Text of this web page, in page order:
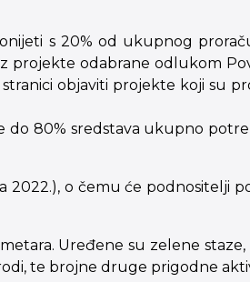
s 20% od ukupnog
projekte odabrane odlukom
objaviti projekte koji su
80% sredstava ukupno
2022.), o čemu će podnositelji
Uređene su zelene
te brojne druge prigodne